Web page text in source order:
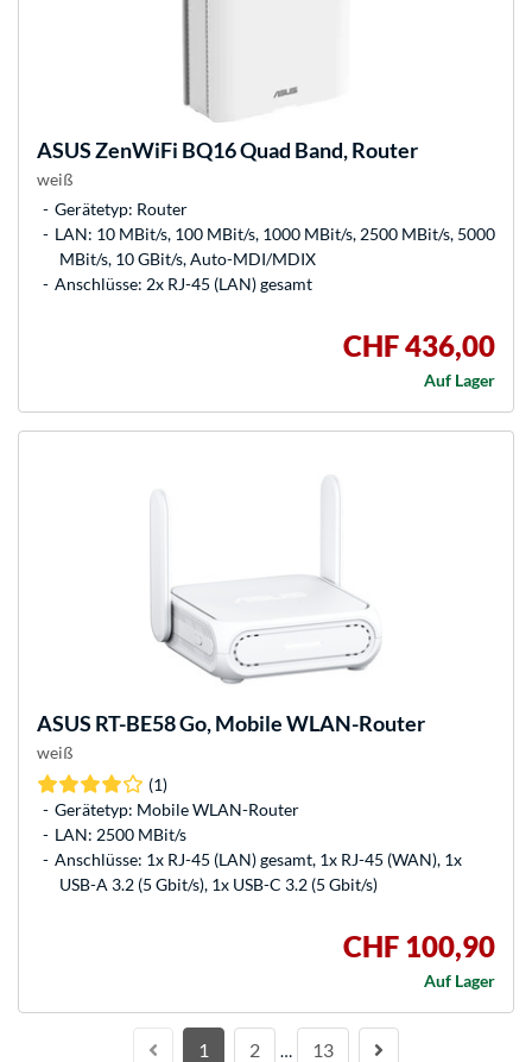
ASUSZenWiFi BQ16 Quad Band, Router
weiß
Gerätetyp: Router
LAN: 10 MBit/s, 100 MBit/s, 1000 MBit/s, 2500 MBit/s, 5000
MBit/s, 10 GBit/s, Auto-MDI/MDIX
Anschlüsse: 2x RJ-45 (LAN) gesamt
CHF 436,00
Auf Lager
ASUS RT-BE58 Go, Mobile WLAN-Router
weiß
(1)
Gerätetyp: Mobile WLAN-Router
LAN: 2500 MBit/s
Anschlüsse: 1x RJ-45 (LAN) gesamt, 1x RJ-45 (WAN), 1x
USB-A 3.2 (5 Gbit/s), 1x USB-C 3.2 (5 Gbit/s)
CHF 100,90
Auf Lager
1 2 … 13